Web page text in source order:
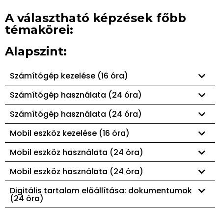
A választható képzések főbb
témakörei:
Alapszint:
Számítógép kezelése (16 óra)
Számítógép használata (24 óra)
Számítógép használata (24 óra)
Mobil eszköz kezelése (16 óra)
Mobil eszköz használata (24 óra)
Mobil eszköz használata (24 óra)
Digitális tartalom előállítása: dokumentumok
(24 óra)